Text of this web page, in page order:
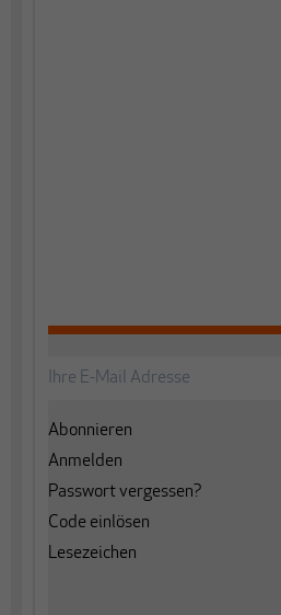
Abonnieren
Anmelden
Passwort vergessen?
Code einlösen
Lesezeichen